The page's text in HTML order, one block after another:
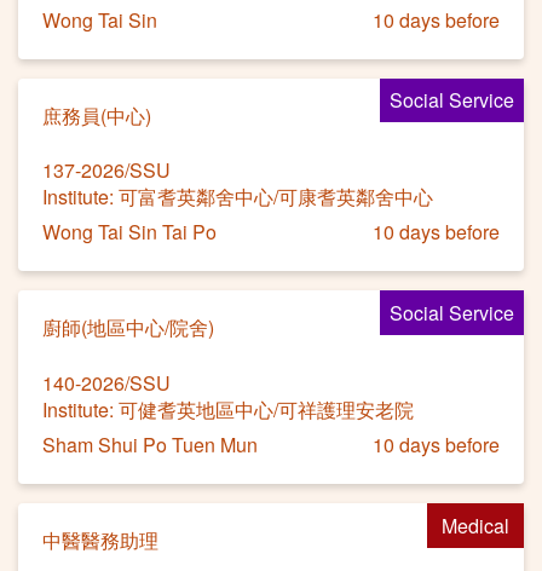
Wong Tai Sin
10 days before
Social Service
庶務員(中心)
137-2026/SSU
Institute: 可富耆英鄰舍中心/可康耆英鄰舍中心
Wong Tai Sin Tai Po
10 days before
Social Service
廚師(地區中心/院舍)
140-2026/SSU
Institute: 可健耆英地區中心/可祥護理安老院
Sham Shui Po Tuen Mun
10 days before
Medical
中醫醫務助理